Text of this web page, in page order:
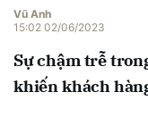
Vũ Anh
15:02 02/06/2023
Sự chậm trễ
khiến khách